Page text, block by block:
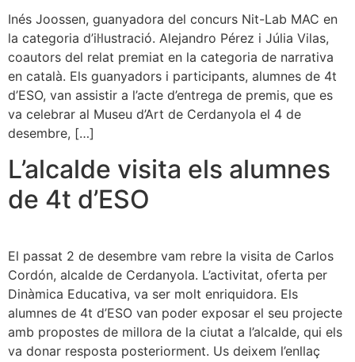
Inés Joossen, guanyadora del concurs Nit-Lab MAC en
la categoria d’il·lustració. Alejandro Pérez i Júlia Vilas,
coautors del relat premiat en la categoria de narrativa
en català. Els guanyadors i participants, alumnes de 4t
d’ESO, van assistir a l’acte d’entrega de premis, que es
va celebrar al Museu d’Art de Cerdanyola el 4 de
desembre, […]
L’alcalde visita els alumnes
de 4t d’ESO
El passat 2 de desembre vam rebre la visita de Carlos
Cordón, alcalde de Cerdanyola. L’activitat, oferta per
Dinàmica Educativa, va ser molt enriquidora. Els
alumnes de 4t d’ESO van poder exposar el seu projecte
amb propostes de millora de la ciutat a l’alcalde, qui els
va donar resposta posteriorment. Us deixem l’enllaç